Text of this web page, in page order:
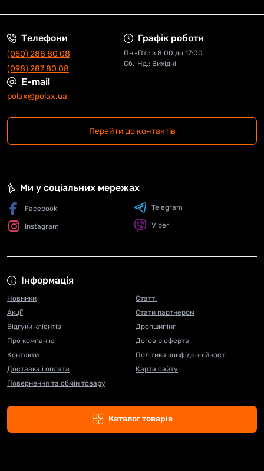
Телефони
(050) 288 80 08
(098) 287 80 08
Графік роботи
Пн.-Пт.: з 8:00 до 17:00
Сб.-Нд.: Вихідні
E-mail
polax@polax.ua
Перейти до контактів
Інформація
Новинки
Акції
Відгуки клієнтів
Про компанію
Контакти
Доставка і оплата
Повернення та обмін товару
Статті
Стати партнером
Дропшипінг
Договір оферта
Політика конфіденційності
Карта сайту
Каталог товарів
Ми у соціальних мережах
Facebook
Instagram
Telegram
Viber